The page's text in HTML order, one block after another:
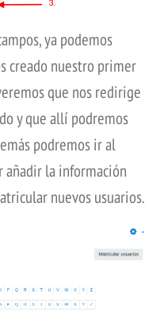
ya podemos
creado nuestro primer
que nos redirige
y que allí podremos
podremos ir al
añadir la información
nuevos usuarios.